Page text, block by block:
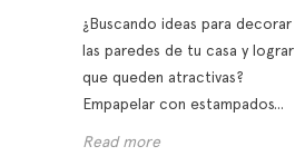
¿Buscando ideas para decorar
las paredes de tu casa y lograr
que queden atractivas?
Empapelar con estampados...
Read more